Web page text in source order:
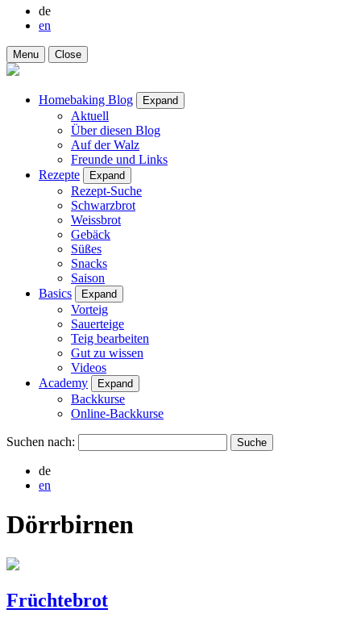
de
en
Menu Close
Homebaking Blog Expand
Aktuell
Über diesen Blog
Auf der Walz
Freunde und Links
Rezepte
Expand
Rezept-Suche
Schwarzbrot
Weissbrot
Gebäck
Süßes
Snacks
Saison
Basics
Expand
Vorteig
Sauerteige
Teig bearbeiten
Gut zu wissen
Videos
Academy
Expand
Backkurse
Online-Backkurse
Suchen nach:
de
en
Dörrbirnen
Früchtebrot